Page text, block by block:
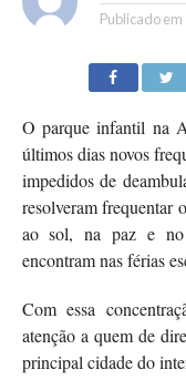
Publicado em
O parque infantil na
últimos dias novos
impedidos de
resolveram frequentar
ao sol, na paz e no
encontram nas férias
Com essa
atenção a quem de
principal cidade do